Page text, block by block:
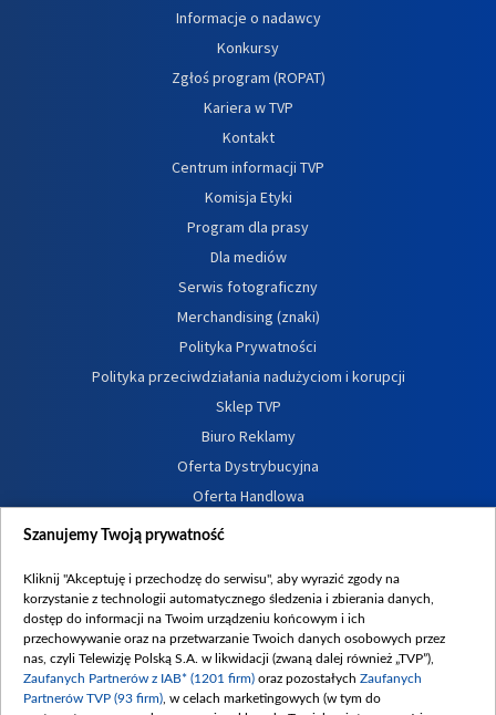
Informacje o nadawcy
Konkursy
Zgłoś program (ROPAT)
Kariera w TVP
Kontakt
Centrum informacji TVP
Komisja Etyki
Program dla prasy
Dla mediów
Serwis fotograficzny
Merchandising (znaki)
Polityka Prywatności
Polityka przeciwdziałania nadużyciom i korupcji
Sklep TVP
Biuro Reklamy
Oferta Dystrybucyjna
Oferta Handlowa
Dostępność
Procedura zgłoszeń wewnętrznych
Szanujemy Twoją prywatność
Kliknij "Akceptuję i przechodzę do serwisu", aby wyrazić zgody na
korzystanie z technologii automatycznego śledzenia i zbierania danych,
dostęp do informacji na Twoim urządzeniu końcowym i ich
przechowywanie oraz na przetwarzanie Twoich danych osobowych przez
nas, czyli Telewizję Polską S.A. w likwidacji (zwaną dalej również „TVP”),
Zaufanych Partnerów z IAB* (1201 firm) oraz pozostałych Zaufanych
Partnerów TVP (93 firm) , w celach marketingowych (w tym do